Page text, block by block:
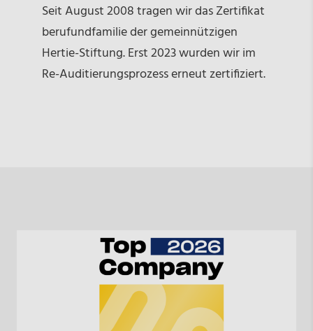
Seit August 2008 tragen wir das Zertifikat
berufundfamilie der gemeinnützigen
Hertie-Stiftung. Erst 2023 wurden wir im
Re-Auditierungsprozess erneut zertifiziert.